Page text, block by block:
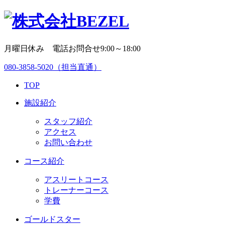
月曜日休み 電話お問合せ9:00～18:00
080-3858-5020 （担当直通）
TOP
施設紹介
スタッフ紹介
アクセス
お問い合わせ
コース紹介
アスリートコース
トレーナーコース
学費
ゴールドスター